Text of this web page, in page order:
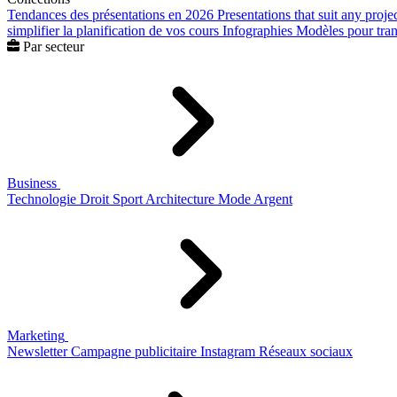
Tendances des présentations en 2026 Presentations that suit any
simplifier la planification de vos cours Infographies Modèles pour
Par secteur
Business
Technologie Droit Sport Architecture Mode Argent
Marketing
Newsletter Campagne publicitaire Instagram Réseaux sociaux